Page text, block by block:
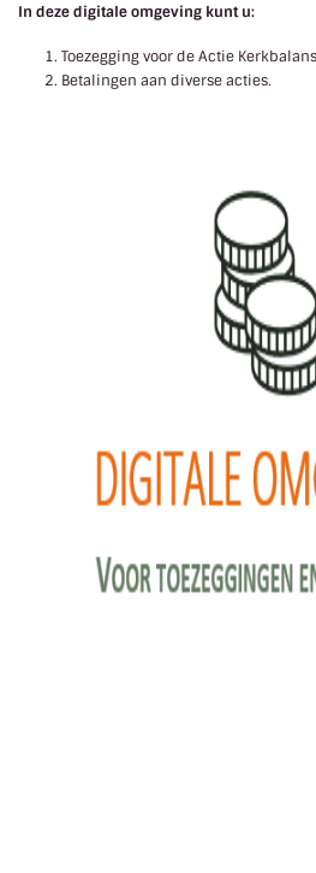
In deze digitale omgeving kunt u:
Toezegging voor de Actie
Betalingen aan diverse acties.